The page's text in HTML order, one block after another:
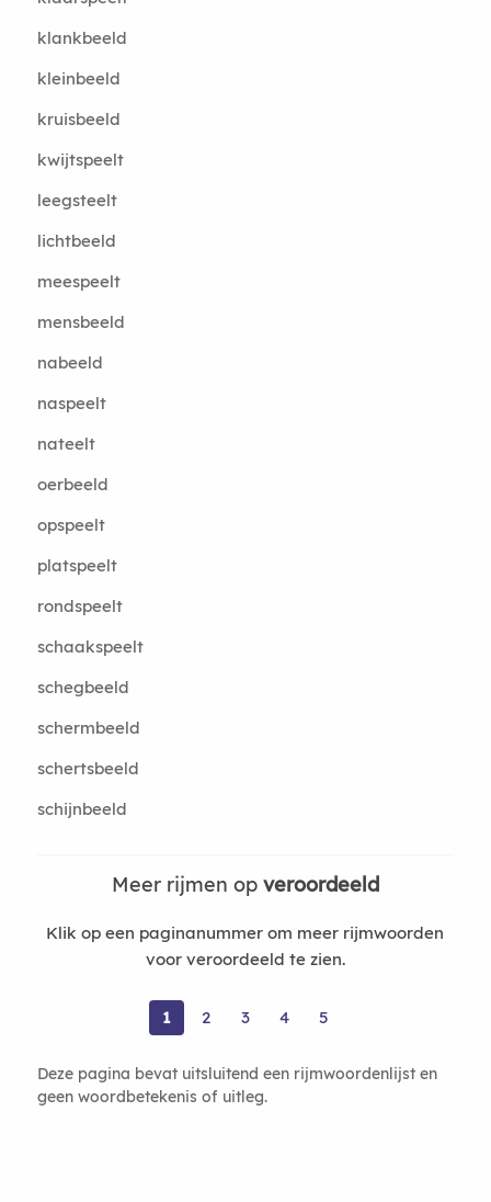
klankbeeld
kleinbeeld
kruisbeeld
kwijtspeelt
leegsteelt
lichtbeeld
meespeelt
mensbeeld
nabeeld
naspeelt
nateelt
oerbeeld
opspeelt
platspeelt
rondspeelt
schaakspeelt
schegbeeld
schermbeeld
schertsbeeld
schijnbeeld
Meer rijmen op veroordeeld
Klik op een paginanummer om meer rijmwoorden
voor veroordeeld te zien.
1 2 3 4 5
Deze pagina bevat uitsluitend een rijmwoordenlijst en
geen woordbetekenis of uitleg.